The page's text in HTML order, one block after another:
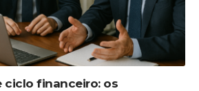
ciclo financeiro: os